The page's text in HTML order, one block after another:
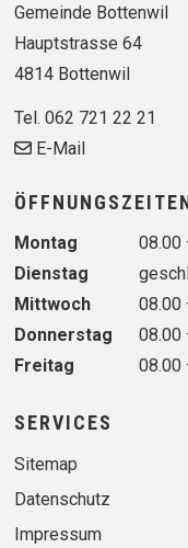
Gemeinde Bottenwil
Hauptstrasse 64
4814 Bottenwil
Tel. 062 721 22 21
E-Mail
Wochentag
Montag 08.00
Dienstag
Mittwoch
08.00
Donnerstag
08.00
Freitag
08.00
SERVICES
Sitemap
Datenschutz
Impressum